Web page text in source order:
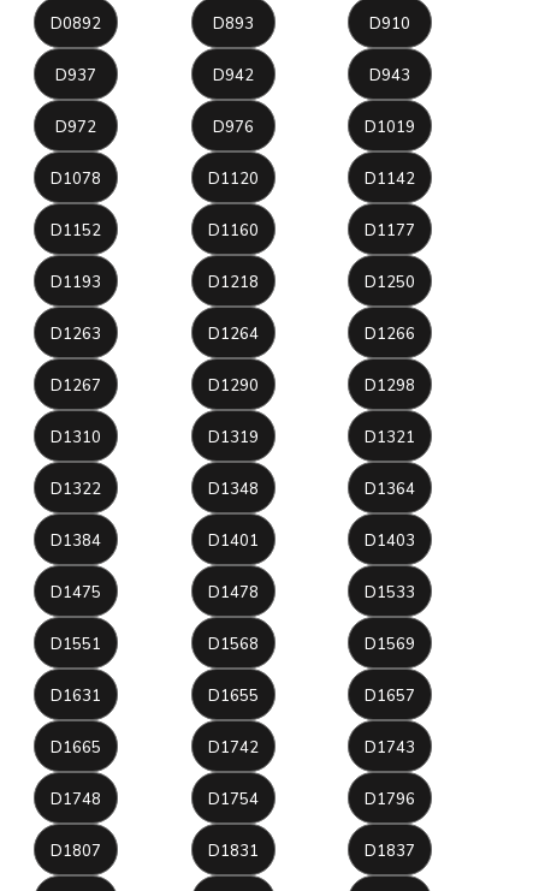
D0892 D893 D910
D937 D942 D943
D972 D976 D1019
D1078 D1120 D1142
D1152 D1160 D1177
D1193 D1218 D1250
D1263 D1264 D1266
D1267 D1290 D1298
D1310 D1319 D1321
D1322 D1348 D1364
D1384 D1401 D1403
D1475 D1478 D1533
D1551 D1568 D1569
D1631 D1655 D1657
D1665 D1742 D1743
D1748 D1754 D1796
D1807 D1831 D1837